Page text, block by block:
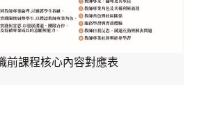
前課程核心內容對應表